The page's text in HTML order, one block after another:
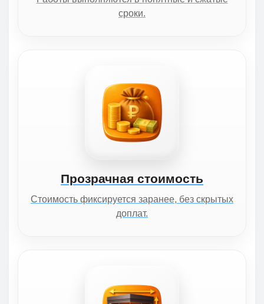
сроки.
Прозрачная стоимость
Стоимость фиксируется заранее, без скрытых
доплат.